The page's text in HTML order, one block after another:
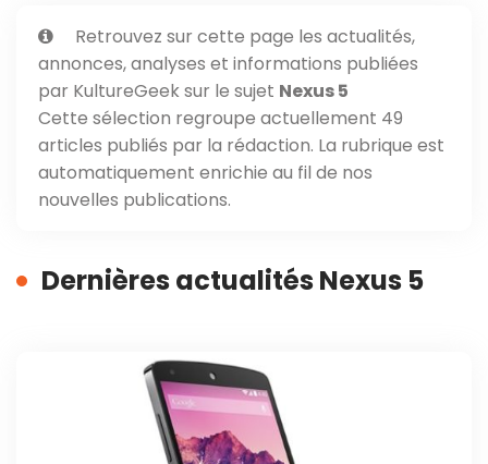
Retrouvez sur cette page les actualités,
annonces, analyses et informations publiées
par KultureGeek sur le sujet Nexus 5
Cette sélection regroupe actuellement 49
articles publiés par la rédaction. La rubrique est
automatiquement enrichie au fil de nos
nouvelles publications.
Dernières actualités Nexus 5